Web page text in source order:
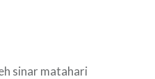
sinar matahari